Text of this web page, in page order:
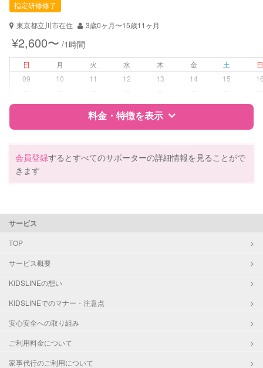
夜間対応
お泊まり保育
病児、病後児、ともに不可
障がい児対応 対応可否は個別に相談
レッスン
音楽レッスン
定期予約
お子様の撮影
（定期特典）
指定研修修了
東京都立川市在住
3歳0ヶ月〜15歳11ヶ月
¥2,600〜 /1時間
日 月 火 水 木 金 土
09
10 11 12 13 14 15
料金・特徴を表示
資格
自治体届出済ベビーシッター
対応可能/特徴
病児対応
障がい児対応
会員登録するとすべてのサポーターの詳細情報を見ることがで
きます
サービス
TOP
サービス概要
KIDSLINEの想い
KIDSLINEでのマナー・注意点
安心安全への取り組み
ご利用料金について
家事代行のご利用について